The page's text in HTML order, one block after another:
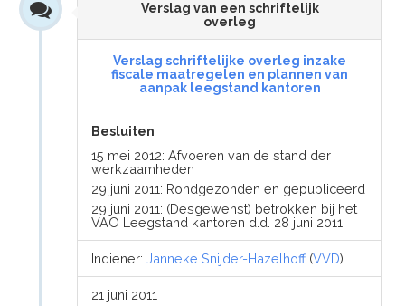
Verslag van een schriftelijk
overleg
Verslag schriftelijke overleg inzake
fiscale maatregelen en plannen van
aanpak leegstand kantoren
Besluiten
15 mei 2012: Afvoeren van de stand der
werkzaamheden
29 juni 2011: Rondgezonden en gepubliceerd
29 juni 2011: (Desgewenst) betrokken bij het
VAO Leegstand kantoren d.d. 28 juni 2011
Indiener:Janneke Snijder-Hazelhoff(VVD)
21 juni 2011